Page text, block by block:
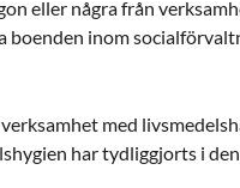
eller några från
boenden inom
med
har tydliggjorts i